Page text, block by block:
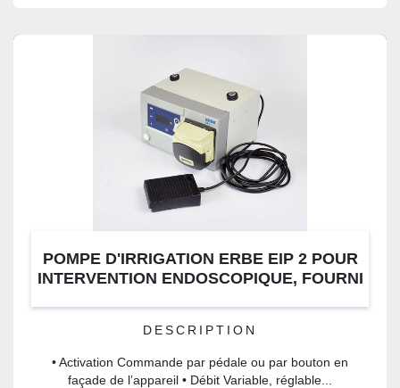
POMPE D'IRRIGATION ERBE EIP 2 POUR
INTERVENTION ENDOSCOPIQUE, FOURNI
DESCRIPTION
• Activation Commande par pédale ou par bouton en
façade de l’appareil • Débit Variable, réglable...